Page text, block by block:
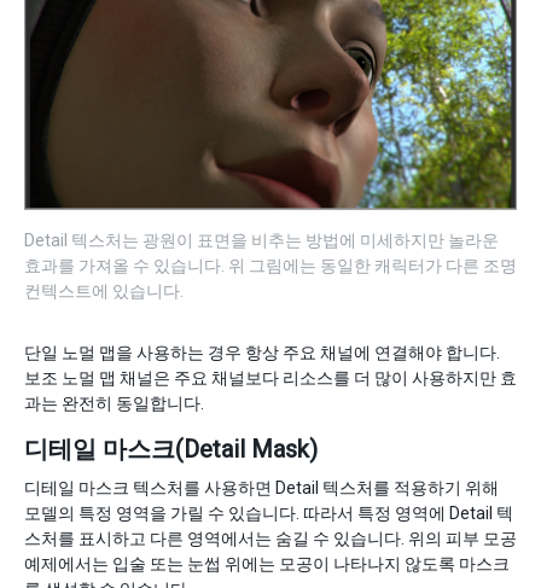
Detail 텍스처는 광원이 표면을 비추는 방법에 미세하지만 놀라운
효과를 가져올 수 있습니다. 위 그림에는 동일한 캐릭터가 다른 조명
컨텍스트에 있습니다.
단일 노멀 맵을 사용하는 경우 항상 주요 채널에 연결해야 합니다.
보조 노멀 맵 채널은 주요 채널보다 리소스를 더 많이 사용하지만 효
과는 완전히 동일합니다.
디테일 마스크(Detail Mask)
디테일 마스크 텍스처를 사용하면 Detail 텍스처를 적용하기 위해
모델의 특정 영역을 가릴 수 있습니다. 따라서 특정 영역에 Detail 텍
스처를 표시하고 다른 영역에서는 숨길 수 있습니다. 위의 피부 모공
예제에서는 입술 또는 눈썹 위에는 모공이 나타나지 않도록 마스크